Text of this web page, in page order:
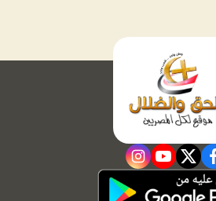
facebook
twitter
youtube
instagram